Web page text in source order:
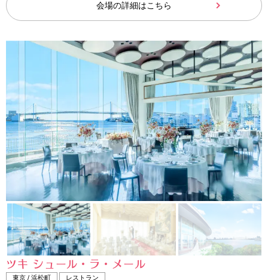
会場の詳細はこちら
ツキ シュール・ラ・メール
東京 / 浜松町 レストラン